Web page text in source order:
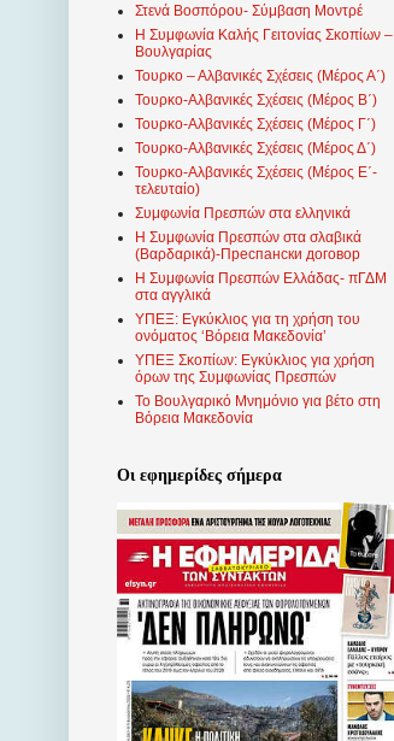
Στενά Βοσπόρου- Σύμβαση Μοντρέ
Η Συμφωνία Καλής Γειτονίας Σκοπίων –
Βουλγαρίας
Τουρκο – Αλβανικές Σχέσεις (Mέρος Α΄)
Τουρκο-Αλβανικές Σχέσεις (Μέρος Β΄)
Τουρκο-Αλβανικές Σχέσεις (Μέρος Γ΄)
Τουρκο-Αλβανικές Σχέσεις (Μέρος Δ΄)
Τουρκο-Αλβανικές Σχέσεις (Μέρος Ε΄-
τελευταίο)
Συμφωνία Πρεσπών στα ελληνικά
Η Συμφωνία Πρεσπών στα σλαβικά
(Βαρδαρικά)-Преспански договор
Η Συμφωνία Πρεσπών Ελλάδας- πΓΔΜ
στα αγγλικά
ΥΠΕΞ: Εγκύκλιος για τη χρήση του
ονόματος ‘Βόρεια Μακεδονία’
ΥΠΕΞ Σκοπίων: Εγκύκλιος για χρήση
όρων της Συμφωνίας Πρεσπών
Το Βουλγαρικό Μνημόνιο για βέτο στη
Βόρεια Μακεδονία
Οι εφημερίδες σήμερα